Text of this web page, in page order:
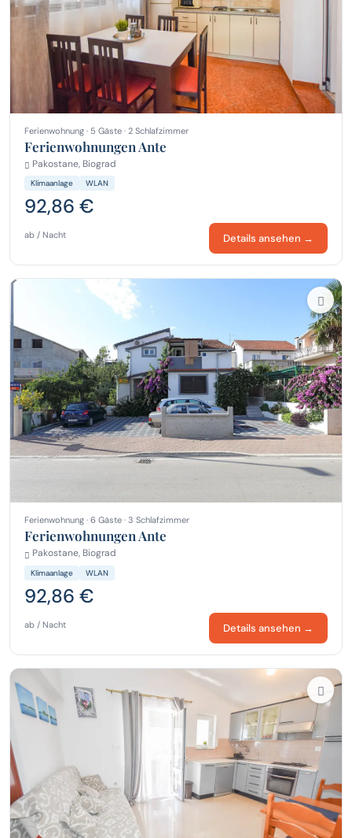
Ferienwohnung · 5 Gäste · 2 Schlafzimmer
Ferienwohnungen Ante
Pakostane, Biograd
Klimaanlage WLAN
92,86 €
ab / Nacht Details ansehen →
Ferienwohnung · 6 Gäste · 3 Schlafzimmer
Ferienwohnungen Ante
Pakostane, Biograd
Klimaanlage WLAN
92,86 €
ab / Nacht Details ansehen →